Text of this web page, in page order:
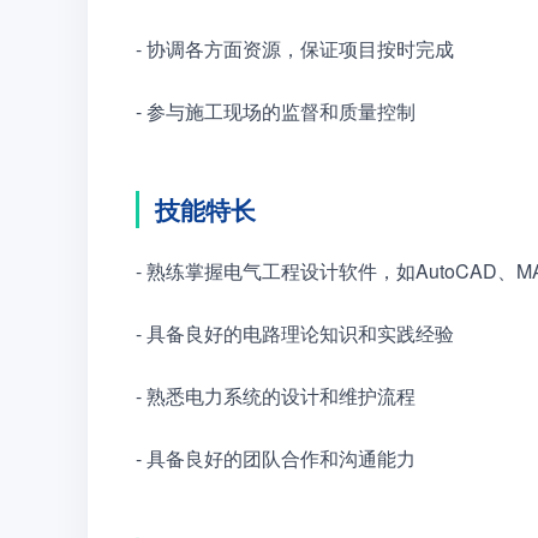
- 协调各方面资源，保证项目按时完成
- 参与施工现场的监督和质量控制
技能特长
- 熟练掌握电气工程设计软件，如AutoCAD、
- 具备良好的电路理论知识和实践经验
- 熟悉电力系统的设计和维护流程
- 具备良好的团队合作和沟通能力